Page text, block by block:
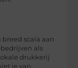
scala aan
als
drukkerij
je van